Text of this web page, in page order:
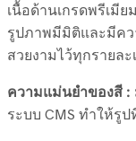
เนื้อด้านเกรดพรีเมี
รูปภาพมีมิติและมีค
สวยงามไว้ทุกรายละ
ความแม่นยำของสี :
ระบบ CMS ทำให้รู